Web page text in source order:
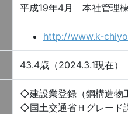
平成19年4月 本社管理
http://www.k-
43.4歳（2024.3.1現在）
◇建設業登録（鋼構造物
◇国土交通省Ｈグレード